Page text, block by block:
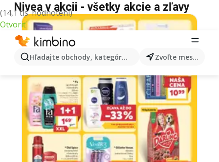
(14,1 tis. hodnotení)
Otvoriť
Hľadajte obchody, kategórie, produkty... Zvoľte mesto
Nivea v akcii - všetky akcie a zľavy